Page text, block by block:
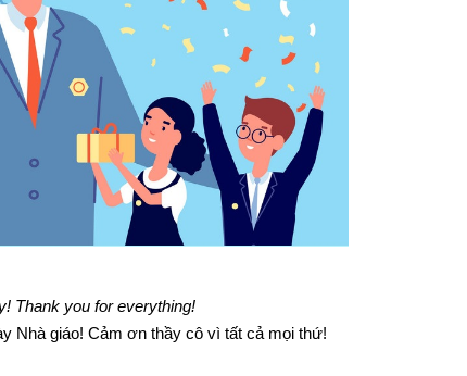
Thank you for everything!
Nhà giáo! Cảm ơn thầy cô vì tất cả mọi thứ!